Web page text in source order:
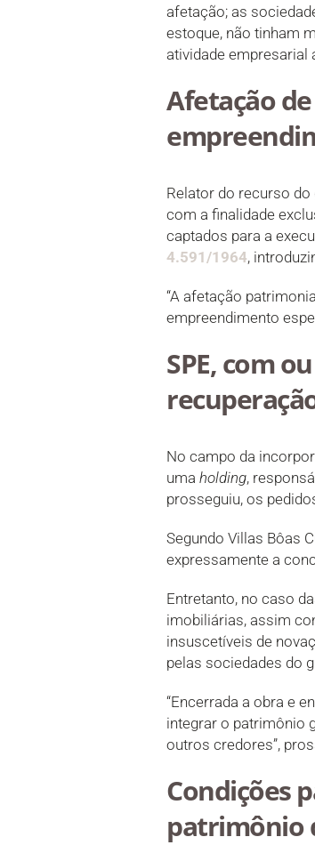
afetação; as
estoque, não tinham
atividade empresarial
Afetação
Relator do recurso
com a finalidade
captados para a
4.591/1964,
“A afetação
empreendimento
SPE, com
No campo da
uma holding,
prosseguiu, os
Segundo Villas Bôas
expressamente a
Entretanto, no caso
imobiliárias, assim
insuscetíveis de
pelas sociedades do
“Encerrada a obra e
integrar o patrimônio
outros credores”,
Condições
patrimônio